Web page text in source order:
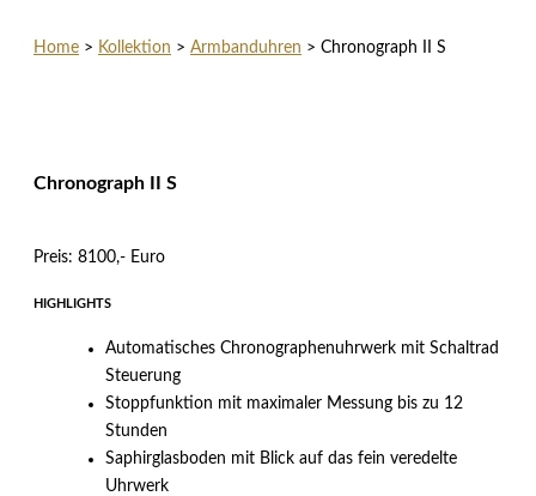
Home > Kollektion > Armbanduhren > Chronograph II S
Chronograph II S
Preis: 8100,- Euro
HIGHLIGHTS
Automatisches Chronographenuhrwerk mit Schaltrad
Steuerung
Stoppfunktion mit maximaler Messung bis zu 12
Stunden
Saphirglasboden mit Blick auf das fein veredelte
Uhrwerk